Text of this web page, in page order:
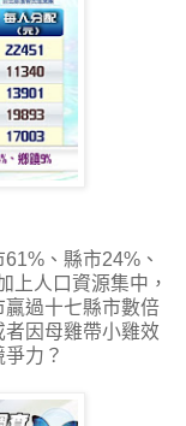
、縣市24%、
上人口資源集中，
過十七縣市數倍
因母雞帶小雞效
力？